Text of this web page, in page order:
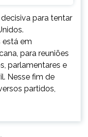
para tentar
está em
para reuniões
parlamentares e
Nesse fim de
partidos,